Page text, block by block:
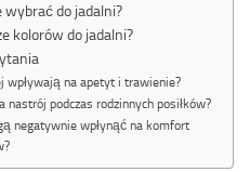
do jadalni?
kolorów do jadalni?
wpływają na apetyt i trawienie?
nastrój podczas rodzinnych posiłków?
negatywnie wpłynąć na komfort